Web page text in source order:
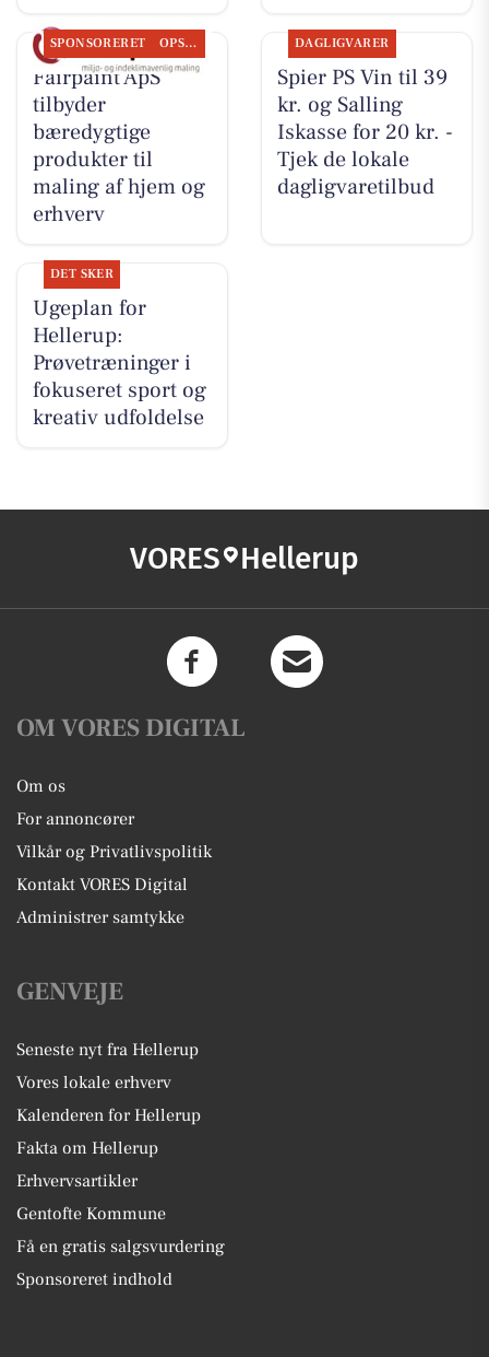
SPONSORERET OPSLAGSTAVLEN
Fairpaint ApS
tilbyder
bæredygtige
produkter til
maling af hjem og
erhverv
DAGLIGVARER
Spier PS Vin til 39
kr. og Salling
Iskasse for 20 kr. -
Tjek de lokale
dagligvaretilbud
DET SKER
Ugeplan for
Hellerup:
Prøvetræninger i
fokuseret sport og
kreativ udfoldelse
VORES Hellerup
OM VORES DIGITAL
Om os
For annoncører
Vilkår og Privatlivspolitik
Kontakt VORES Digital
Administrer samtykke
GENVEJE
Seneste nyt fra Hellerup
Vores lokale erhverv
Kalenderen for Hellerup
Fakta om Hellerup
Erhvervsartikler
Gentofte Kommune
Få en gratis salgsvurdering
Sponsoreret indhold